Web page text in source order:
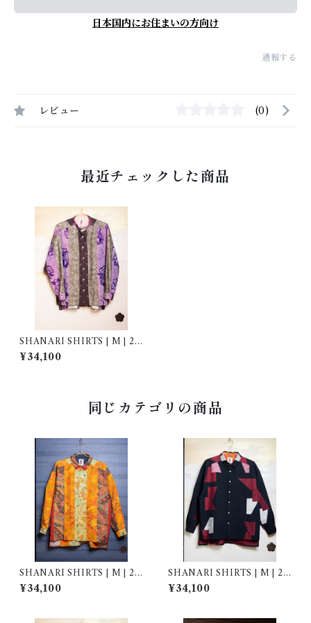
日本国内にお住まいの方向け
通報する
レビュー (0)
最近チェックした商品
SHANARI SHIRTS | M | 26
1006
¥34,100
同じカテゴリの商品
SHANARI SHIRTS | M | 26
1041
¥34,100
SHANARI SHIRTS | M | 26
2042
¥34,100